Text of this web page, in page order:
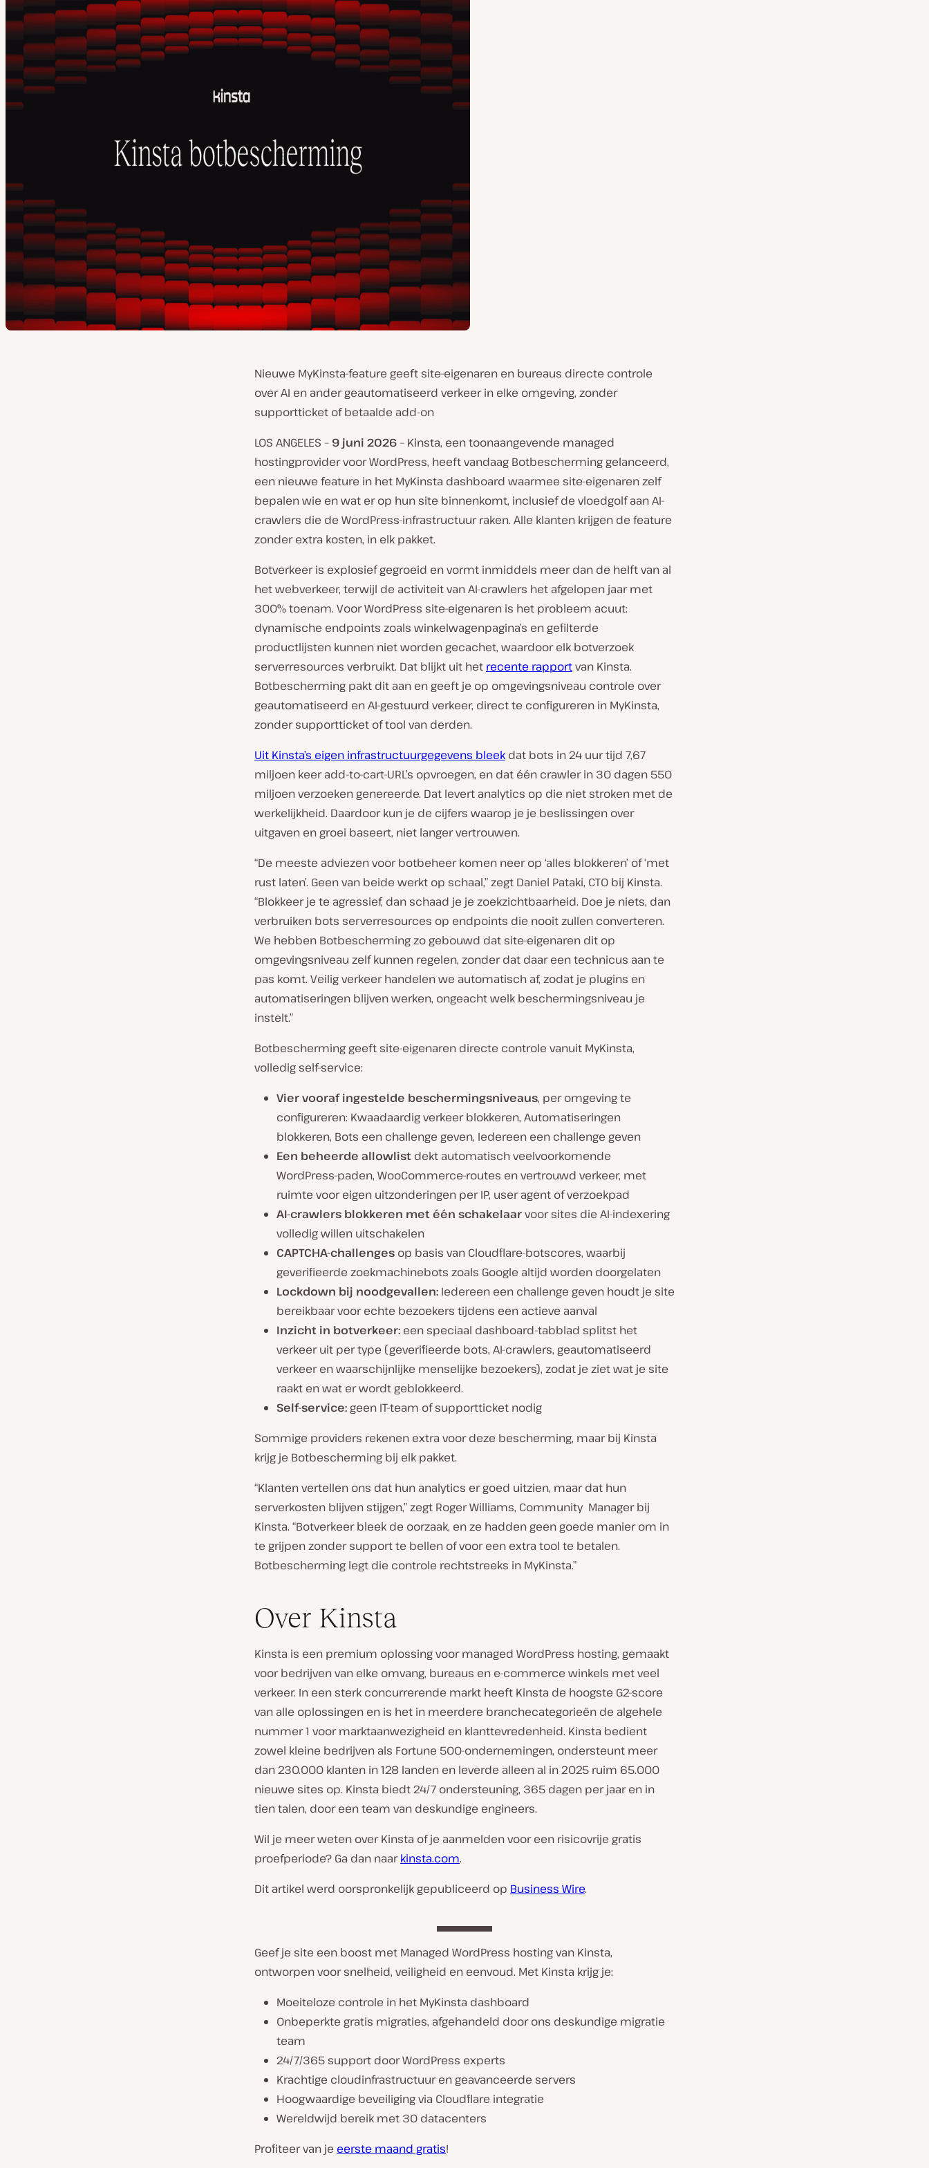
Nieuwe MyKinsta-feature geeft site-eigenaren en bureaus directe controle
over AI en ander geautomatiseerd verkeer in elke omgeving, zonder
supportticket of betaalde add-on
LOS ANGELES – 9 juni 2026– Kinsta, een toonaangevende managed
hostingprovider voor WordPress, heeft vandaag Botbescherming gelanceerd,
een nieuwe feature in het MyKinsta dashboard waarmee site-eigenaren zelf
bepalen wie en wat er op hun site binnenkomt, inclusief de vloedgolf aan AI-
crawlers die de WordPress-infrastructuur raken. Alle klanten krijgen de feature
zonder extra kosten, in elk pakket.
Botverkeer is explosief gegroeid en vormt inmiddels meer dan de helft van al
het webverkeer, terwijl de activiteit van AI-crawlers het afgelopen jaar met
300% toenam. Voor WordPress site-eigenaren is het probleem acuut:
dynamische endpoints zoals winkelwagenpagina’s en gefilterde
productlijsten kunnen niet worden gecachet, waardoor elk botverzoek
serverresources verbruikt. Dat blijkt uit het recente rapportvan Kinsta.
Botbescherming pakt dit aan en geeft je op omgevingsniveau controle over
geautomatiseerd en AI-gestuurd verkeer, direct te configureren in MyKinsta,
zonder supportticket of tool van derden.
Uit Kinsta’s eigen infrastructuurgegevens bleek dat bots in 24 uur tijd 7,67
miljoen keer add-to-cart-URL’s opvroegen, en dat één crawler in 30 dagen 550
miljoen verzoeken genereerde. Dat levert analytics op die niet stroken met de
werkelijkheid. Daardoor kun je de cijfers waarop je je beslissingen over
uitgaven en groei baseert, niet langer vertrouwen.
“De meeste adviezen voor botbeheer komen neer op ‘alles blokkeren’ of ‘met
rust laten’. Geen van beide werkt op schaal,” zegt Daniel Pataki, CTO bij Kinsta.
“Blokkeer je te agressief, dan schaad je je zoekzichtbaarheid. Doe je niets, dan
verbruiken bots serverresources op endpoints die nooit zullen converteren.
We hebben Botbescherming zo gebouwd dat site-eigenaren dit op
omgevingsniveau zelf kunnen regelen, zonder dat daar een technicus aan te
pas komt. Veilig verkeer handelen we automatisch af, zodat je plugins en
automatiseringen blijven werken, ongeacht welk beschermingsniveau je
instelt.”
Botbescherming geeft site-eigenaren directe controle vanuit MyKinsta,
volledig self-service:
Vier vooraf ingestelde beschermingsniveaus, per omgeving te
configureren: Kwaadaardig verkeer blokkeren, Automatiseringen
blokkeren, Bots een challenge geven, Iedereen een challenge geven
Een beheerde allowlist dekt automatisch veelvoorkomende
WordPress-paden, WooCommerce-routes en vertrouwd verkeer, met
ruimte voor eigen uitzonderingen per IP, user agent of verzoekpad
AI-crawlers blokkeren met één schakelaarvoor sites die AI-indexering
volledig willen uitschakelen
CAPTCHA-challenges op basis van Cloudflare-botscores, waarbij
geverifieerde zoekmachinebots zoals Google altijd worden doorgelaten
Lockdown bij noodgevallen: Iedereen een challenge geven houdt je site
bereikbaar voor echte bezoekers tijdens een actieve aanval
Inzicht in botverkeer: een speciaal dashboard-tabblad splitst het
verkeer uit per type (geverifieerde bots, AI-crawlers, geautomatiseerd
verkeer en waarschijnlijke menselijke bezoekers), zodat je ziet wat je site
raakt en wat er wordt geblokkeerd.
Self-service: geen IT-team of supportticket nodig
Sommige providers rekenen extra voor deze bescherming, maar bij Kinsta
krijg je Botbescherming bij elk pakket.
“Klanten vertellen ons dat hun analytics er goed uitzien, maar dat hun
serverkosten blijven stijgen,” zegt Roger Williams, Community Manager bij
Kinsta. “Botverkeer bleek de oorzaak, en ze hadden geen goede manier om in
te grijpen zonder support te bellen of voor een extra tool te betalen.
Botbescherming legt die controle rechtstreeks in MyKinsta.”
Over Kinsta
Kinsta is een premium oplossing voor managed WordPress hosting, gemaakt
voor bedrijven van elke omvang, bureaus en e-commerce winkels met veel
verkeer. In een sterk concurrerende markt heeft Kinsta de hoogste G2-score
van alle oplossingen en is het in meerdere branchecategorieën de algehele
nummer 1 voor marktaanwezigheid en klanttevredenheid. Kinsta bedient
zowel kleine bedrijven als Fortune 500-ondernemingen, ondersteunt meer
dan 230.000 klanten in 128 landen en leverde alleen al in 2025 ruim 65.000
nieuwe sites op. Kinsta biedt 24/7 ondersteuning, 365 dagen per jaar en in
tien talen, door een team van deskundige engineers.
Wil je meer weten over Kinsta of je aanmelden voor een risicovrije gratis
proefperiode? Ga dan naarkinsta.com.
Dit artikel werd oorspronkelijk gepubliceerd op Business Wire.
Geef je site een boost met Managed WordPress hosting van Kinsta,
ontworpen voor snelheid, veiligheid en eenvoud. Met Kinsta krijg je:
Moeiteloze controle in het MyKinsta dashboard
Onbeperkte gratis migraties, afgehandeld door ons deskundige migratie
team
24/7/365 support door WordPress experts
Krachtige cloudinfrastructuur en geavanceerde servers
Hoogwaardige beveiliging via Cloudflare integratie
Wereldwijd bereik met 30 datacenters
Profiteer van je eerste maand gratis!